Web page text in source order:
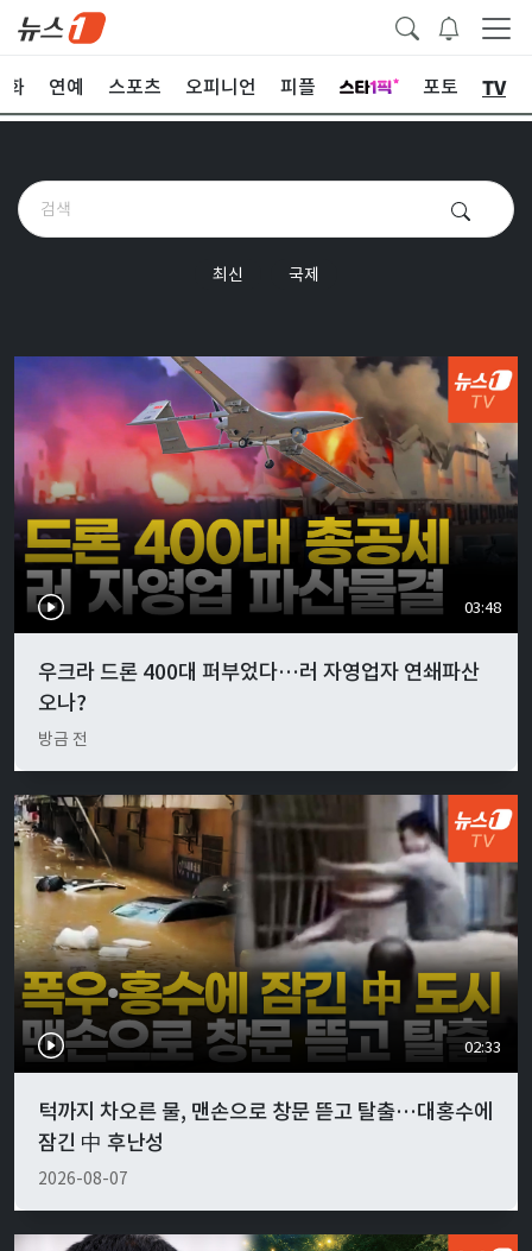
화 연예 스포츠 오피니언 피플 포토 TV
최신 국제
03:48
우크라 드론 400대 퍼부었다…러 자영업자 연쇄파산
오나?
방금 전
02:33
턱까지 차오른 물, 맨손으로 창문 뜯고 탈출…대홍수에
잠긴 中 후난성
2026-08-07